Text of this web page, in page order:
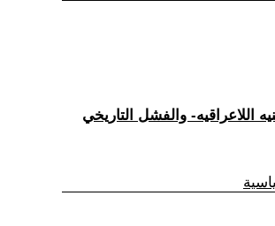
اللاعراقيه- والفشل التاريخي